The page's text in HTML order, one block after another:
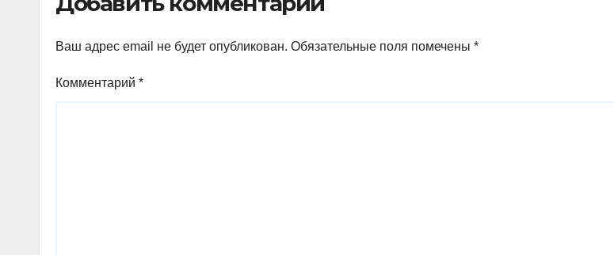
внимательнее
Ваш адрес email не будет опубликован. Обязательные поля помечены *
Комментарий *